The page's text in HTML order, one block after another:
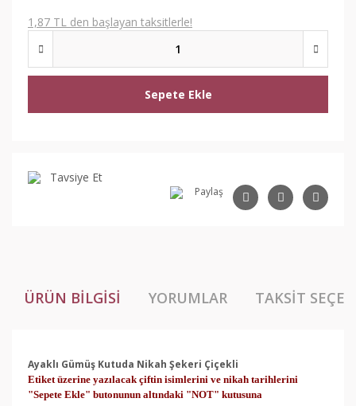
1,87 TL den başlayan taksitlerle!
Sepete Ekle
Tavsiye Et
Paylaş
ÜRÜN BILGISI YORUMLAR TAKSIT
Ayaklı Gümüş Kutuda Nikah Şekeri Çiçekli
Etiket üzerine yazılacak çiftin isimlerini ve nikah tarihlerini
"Sepete Ekle" butonunun altındaki "NOT" kutusuna